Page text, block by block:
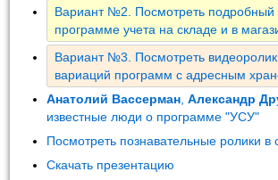
Вариант №2. Посмотреть подробный
программе учета на складе и в
Вариант №3. Посмотреть
вариаций программ с адресным
Анатолий Вассерман ,Александр
известные люди о программе "УСУ"
Посмотреть познавательные ролики в
Скачать презентацию